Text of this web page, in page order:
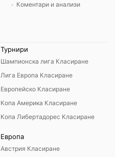
Коментари и анализи
Турнири
Шампионска лига Класиране
Лига Европа Класиране
Европейско Класиране
Копа Америка Класиране
Копа Либертадорес Класиране
Европа
Австрия Класиране